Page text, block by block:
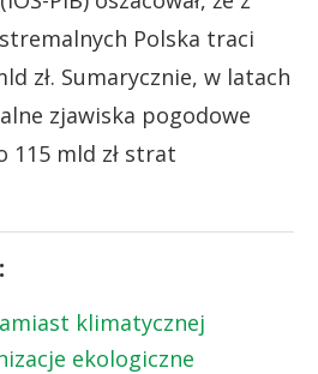
Polska traci
zł. Sumarycznie, w latach
zjawiska pogodowe
115 mld zł strat
klimatycznej
ekologiczne